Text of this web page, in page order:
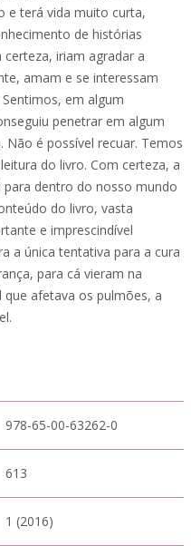
e terá vida muito curta,
de histórias
iriam agradar a
amam e se interessam
em algum
penetrar em algum
é possível recuar. Temos
do livro. Com certeza, a
dentro do nosso mundo
do livro, vasta
e imprescindível
a única tentativa para a cura
para cá vieram na
afetava os pulmões, a
978-65-00-63262-0
613
1 (2016)